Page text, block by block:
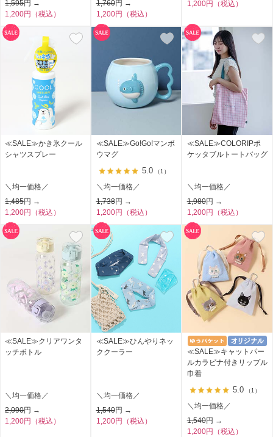
1,595円 →
1,200円（税込）
1,760円 →
1,200円（税込）
1,200円（税込）
≪SALE≫かき氷クール
シャツスプレー
＼均一価格／
1,485円 →
1,200円（税込）
≪SALE≫Go!Go!マンボ
ウマグ
5.0 （1）
＼均一価格／
1,738円 →
1,200円（税込）
≪SALE≫COLORIPポ
ケッタブルトートバッグ
＼均一価格／
1,980円 →
1,200円（税込）
≪SALE≫クリアワンタ
ッチボトル
＼均一価格／
2,090円 →
1,200円（税込）
≪SALE≫ひんやりネッ
ククーラー
＼均一価格／
1,540円 →
1,200円（税込）
≪SALE≫キャットパー
ルカラビナ付きリップル
巾着
5.0 （1）
＼均一価格／
1,540円 →
1,200円（税込）